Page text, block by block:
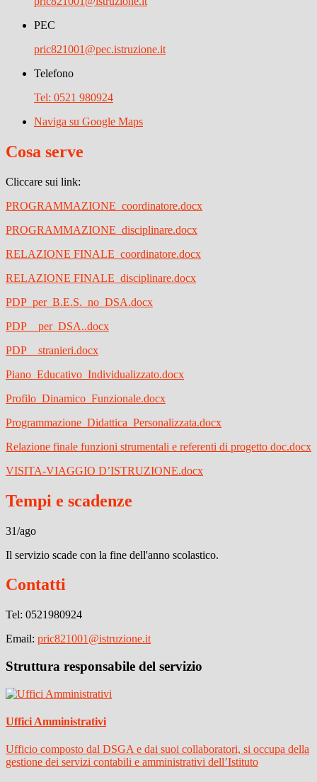
PEC
pric821001@pec.istruzione.it
Telefono
Tel: 0521 980924
Naviga su Google Maps
Cosa serve
Cliccare sui link:
PROGRAMMAZIONE_coordinatore.docx
PROGRAMMAZIONE_disciplinare.docx
RELAZIONE FINALE_coordinatore.docx
RELAZIONE FINALE_disciplinare.docx
PDP_per_B.E.S._no_DSA.docx
PDP__per_DSA..docx
PDP__stranieri.docx
Piano_Educativo_Individualizzato.docx
Profilo_Dinamico_Funzionale.docx
Programmazione_Didattica_Personalizzata.docx
Relazione finale funzioni strumentali e referenti di progetto doc.docx
VISITA-VIAGGIO D’ISTRUZIONE.docx
Tempi e scadenze
31/ago
Il servizio scade con la fine dell'anno scolastico.
Contatti
Tel: 0521980924
Email: pric821001@istruzione.it
Struttura responsabile del servizio
Uffici Amministrativi
Ufficio composto dal DSGA e dai suoi collaboratori, si occupa della
gestione dei servizi contabili e amministrativi dell’Istituto